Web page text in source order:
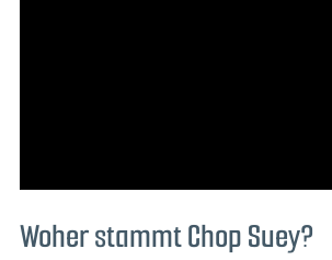
Woher stammt Chop Suey?